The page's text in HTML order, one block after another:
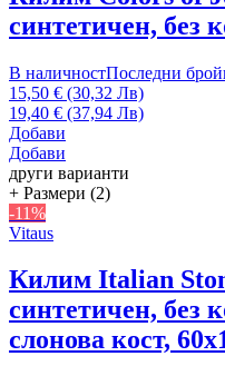
синтетичен, без
В наличностПоследни
15,50 € (30,32 Лв)
19,40 € (37,94 Лв)
Добави
Добави
други варианти
+ Размери (2)
-11%
Vitaus
Килим Italian
синтетичен, без
слонова кост,